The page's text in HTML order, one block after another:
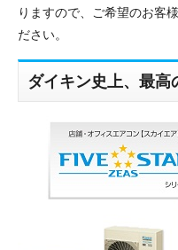
りますので、ご希望のお客
ださい。
ダイキン史上、最高